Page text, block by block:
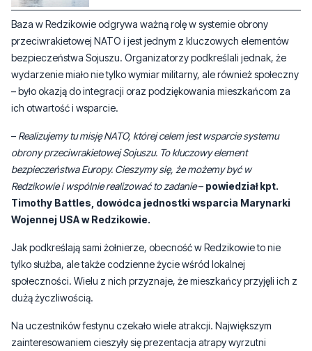
Baza w Redzikowie odgrywa ważną rolę w systemie obrony
przeciwrakietowej NATO i jest jednym z kluczowych elementów
bezpieczeństwa Sojuszu. Organizatorzy podkreślali jednak, że
wydarzenie miało nie tylko wymiar militarny, ale również społeczny
– było okazją do integracji oraz podziękowania mieszkańcom za
ich otwartość i wsparcie.
– Realizujemy tu misję NATO, której celem jest wsparcie systemu
obrony przeciwrakietowej Sojuszu. To kluczowy element
bezpieczeństwa Europy. Cieszymy się, że możemy być w
Redzikowie i wspólnie realizować to zadanie– powiedział kpt.
Timothy Battles, dowódca jednostki wsparcia Marynarki
Wojennej USA w Redzikowie.
Jak podkreślają sami żołnierze, obecność w Redzikowie to nie
tylko służba, ale także codzienne życie wśród lokalnej
społeczności. Wielu z nich przyznaje, że mieszkańcy przyjęli ich z
dużą życzliwością.
Na uczestników festynu czekało wiele atrakcji. Największym
zainteresowaniem cieszyły się prezentacja atrapy wyrzutni